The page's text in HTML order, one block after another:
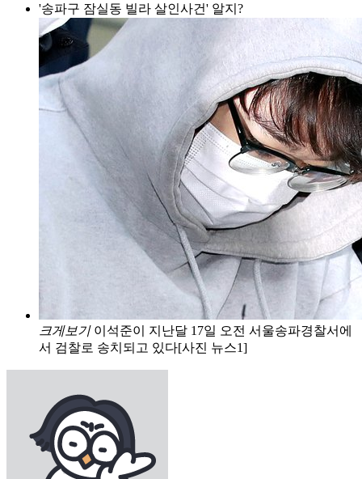
'송파구 잠실동 빌라 살인사건' 알지?
크게보기 이석준이 지난달 17일 오전 서울송파경찰서에
서 검찰로 송치되고 있다[사진 뉴스1]